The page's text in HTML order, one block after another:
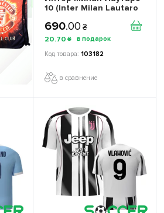
10 (Inter Milan Lautaro
повседневная
16251604 цвет: синий
690.00 ₴
20.70 ₴
103182
в сравнение